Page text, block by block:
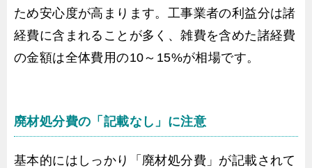
ため安心度が高まります。工事業者の利益分は諸
経費に含まれることが多く、雑費を含めた諸経費
の金額は全体費用の10～15%が相場です。
廃材処分費の「記載なし」に注意
基本的にはしっかり「廃材処分費」が記載されて